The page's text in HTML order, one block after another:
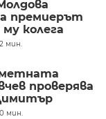
премиерът
колега
мин.
проверява
мин.